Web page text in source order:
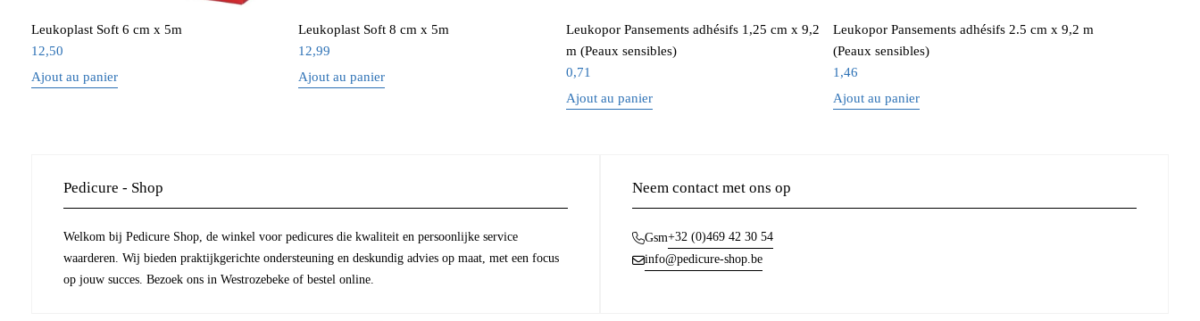
Leukoplast Soft 6 cm x 5m
12,50
Ajout au panier
Leukoplast Soft 8 cm x 5m
12,99
Ajout au panier
Leukopor Pansements adhésifs 1,25 cm x 9,2
m (Peaux sensibles)
0,71
Ajout au panier
Leukopor Pansements adhésifs 2.5 cm x 9,2 m
(Peaux sensibles)
1,46
Ajout au panier
Pedicure - Shop
Welkom bij Pedicure Shop, de winkel voor pedicures die kwaliteit en persoonlijke service
waarderen. Wij bieden praktijkgerichte ondersteuning en deskundig advies op maat, met een focus
op jouw succes. Bezoek ons in Westrozebeke of bestel online.
Neem contact met ons op
Gsm+32 (0)469 42 30 54
info@pedicure-shop.be